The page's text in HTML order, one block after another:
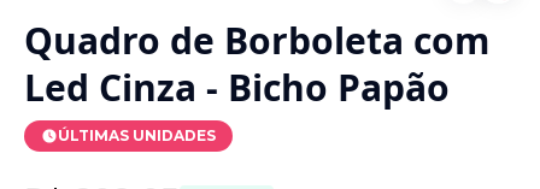
Quadro de Borboleta com
Led Cinza - Bicho Papão
ÚLTIMAS UNIDADES